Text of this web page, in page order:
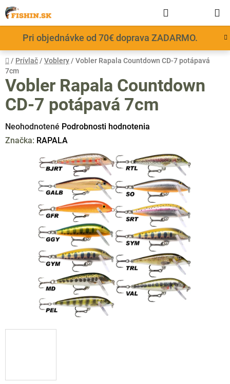
Prejsť
na
obsah
Pri objednávke od 70€ doprava ZADARMO.
KOŠÍK
Domov
/ Prívlač / Voblery / Vobler Rapala Countdown CD-7 potápavá
7cm
Vobler Rapala Countdown
CD-7 potápavá 7cm
Priemerné
hodnotenie
Neohodnotené Podrobnosti hodnotenia
Značka: RAPALA